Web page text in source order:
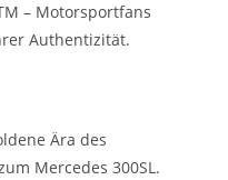
– Motorsportfans
Authentizität.
Ära des
Mercedes 300SL.